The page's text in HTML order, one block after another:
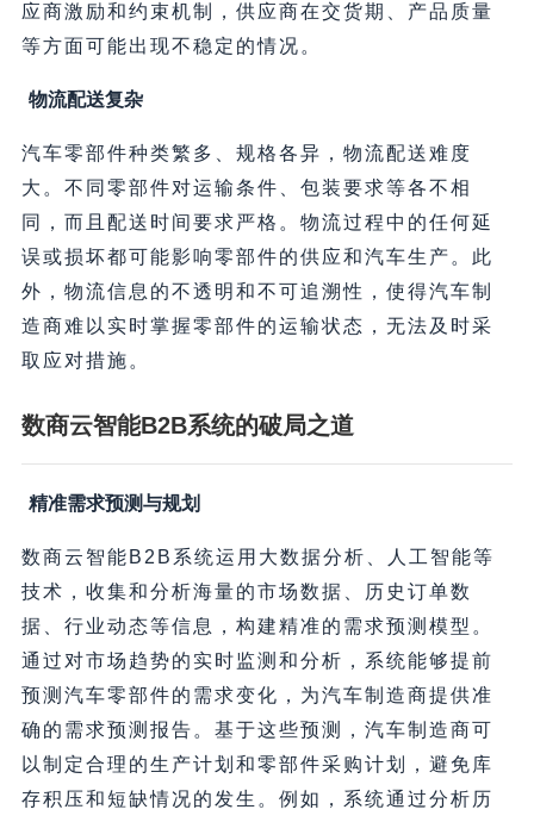
应商激励和约束机制，供应商在交货期、产品质量
等方面可能出现不稳定的情况。
物流配送复杂
汽车零部件种类繁多、规格各异，物流配送难度
大。不同零部件对运输条件、包装要求等各不相
同，而且配送时间要求严格。物流过程中的任何延
误或损坏都可能影响零部件的供应和汽车生产。此
外，物流信息的不透明和不可追溯性，使得汽车制
造商难以实时掌握零部件的运输状态，无法及时采
取应对措施。
数商云智能B2B系统的破局之道
精准需求预测与规划
数商云智能B2B系统运用大数据分析、人工智能等
技术，收集和分析海量的市场数据、历史订单数
据、行业动态等信息，构建精准的需求预测模型。
通过对市场趋势的实时监测和分析，系统能够提前
预测汽车零部件的需求变化，为汽车制造商提供准
确的需求预测报告。基于这些预测，汽车制造商可
以制定合理的生产计划和零部件采购计划，避免库
存积压和短缺情况的发生。例如，系统通过分析历